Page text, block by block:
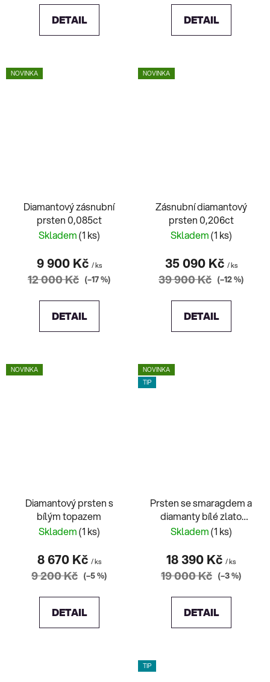
DETAIL DETAIL
NOVINKA
Diamantový zásnubní
prsten 0,085ct
Skladem(1 ks)
9 900 Kč / ks
12 000 Kč (–17 %)
DETAIL
NOVINKA
Zásnubní diamantový
prsten 0,206ct
Skladem(1 ks)
35 090 Kč / ks
39 900 Kč (–12 %)
DETAIL
NOVINKA
Diamantový prsten s
bílým topazem
Skladem(1 ks)
8 670 Kč / ks
9 200 Kč (–5 %)
DETAIL
NOVINKA
TIP
Prsten se smaragdem a
diamanty bílé zlato
Media
Skladem(1 ks)
18 390 Kč / ks
19 000 Kč (–3 %)
DETAIL
TIP